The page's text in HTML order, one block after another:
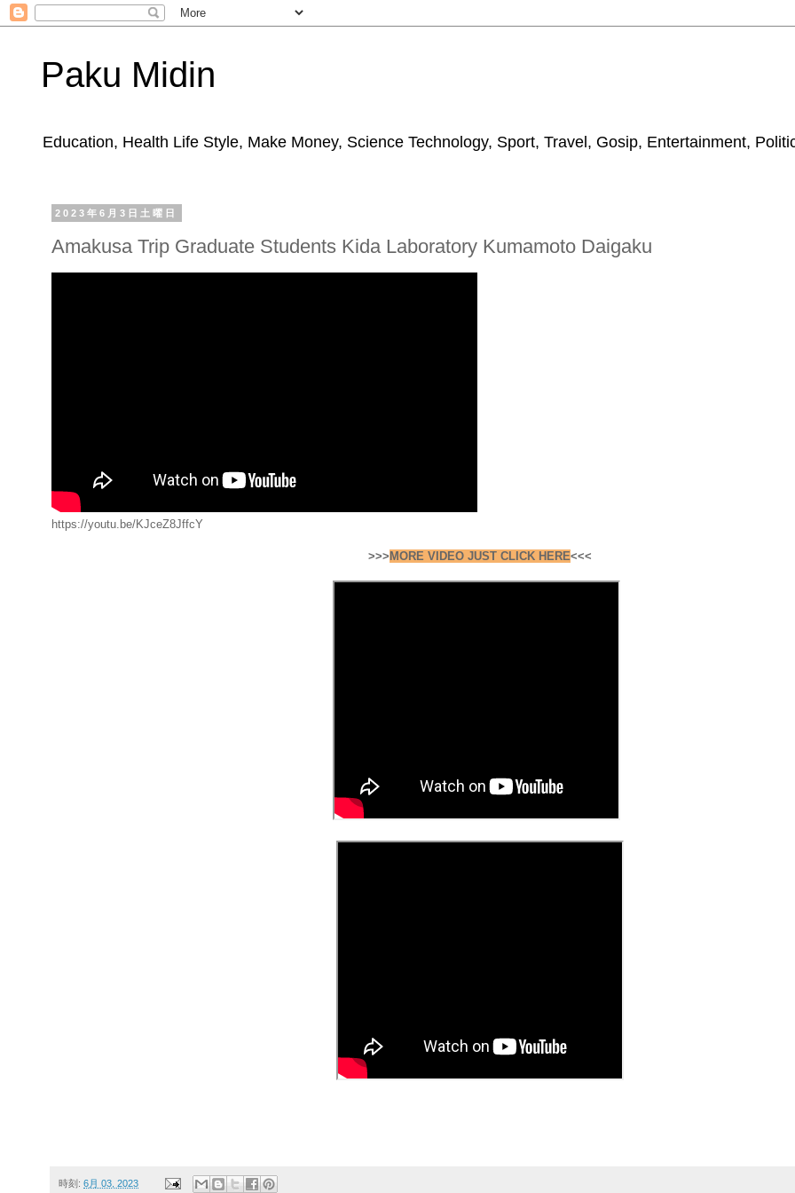
Paku Midin
Education, Health Life Style, Make Money, Science Technology, Sport, Travel, Gosip, Entertainment,
2023年6月3日土曜日
Amakusa Trip Graduate Students Kida Laboratory Kumamoto Daigaku
https://youtu.be/KJceZ8JffcY
>>>MORE VIDEO JUST CLICK HERE<<<
時刻: 6月 03, 2023